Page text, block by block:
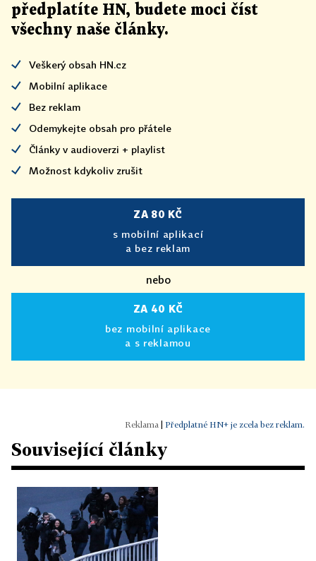
předplatíte HN, budete moci číst
všechny naše články.
Veškerý obsah HN.cz
Mobilní aplikace
Bez reklam
Odemykejte obsah pro přátele
Články v audioverzi + playlist
Možnost kdykoliv zrušit
ZA 80 KČ
s mobilní aplikací
a bez reklam
nebo
ZA 40 KČ
bez mobilní aplikace
a s reklamou
Předplatné HN+ je zcela bez reklam.
Související články